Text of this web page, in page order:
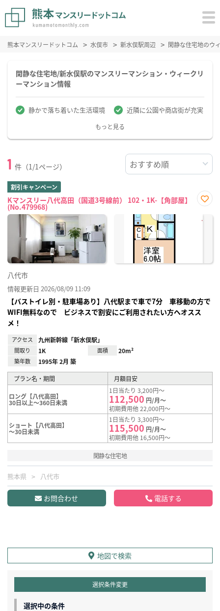
熊本マンスリードットコム 水俣市 新水俣駅周辺 閑静な住宅地のウ
閑静な住宅地/新水俣駅のマンスリーマンション・ウィークリ
ーマンション情報
静かで落ち着いた生活環境 近隣に公園や商店街が充実
もっと見る
1 件（1/1ページ）
割引キャンペーン
Kマンスリー八代高田（国道3号線前） 102・1K-【角部屋】
(No.479968)
に入
り登
八代市
情報更新日 2026/08/09 11:09
【バストイレ別・駐車場あり】八代駅まで車で7分 車移動の方で
WIFI無料なので ビジネスで割安にご利用されたい方へオスス
メ！
アクセス 九州新幹線「新水俣駅」
間取り 1K 面積 20m²
築年数 1995年 2月 築
プラン名・期間 月額目安
ロング【八代高田】
30日以上～360日未満
1日当たり 3,200円～
112,500 円/月～
初期費用他 22,000円～
ショート【八代高田】
～30日未満
1日当たり 3,300円～
115,500 円/月～
初期費用他 16,500円～
閑静な住宅地
熊本県 八代市
お問合わせ 電話する
地図で検索
選択条件変更
選択中の条件